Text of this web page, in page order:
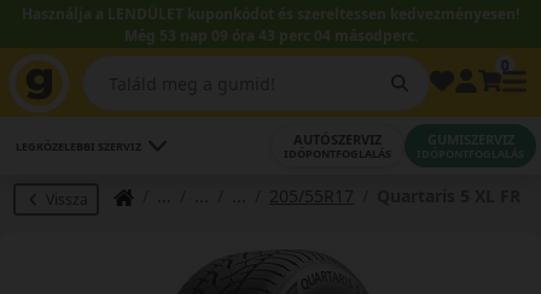
Használja a LENDÜLET kuponkódot és szereltessen kedvezményesen!
Még 53 nap 09 óra 43 perc 03 másodperc.
LEGKÖZELEBBI SZERVIZ AUTÓSZERVIZ
IDŐPONTFOGLALÁS
GUMISZERVIZ
IDŐPONTFOGLALÁS
Vissza 205/55R17